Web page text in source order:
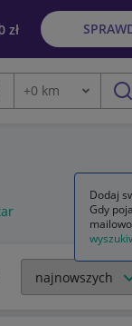
zł
frazę
Odległość
+0 km
Dodaj
Gdy